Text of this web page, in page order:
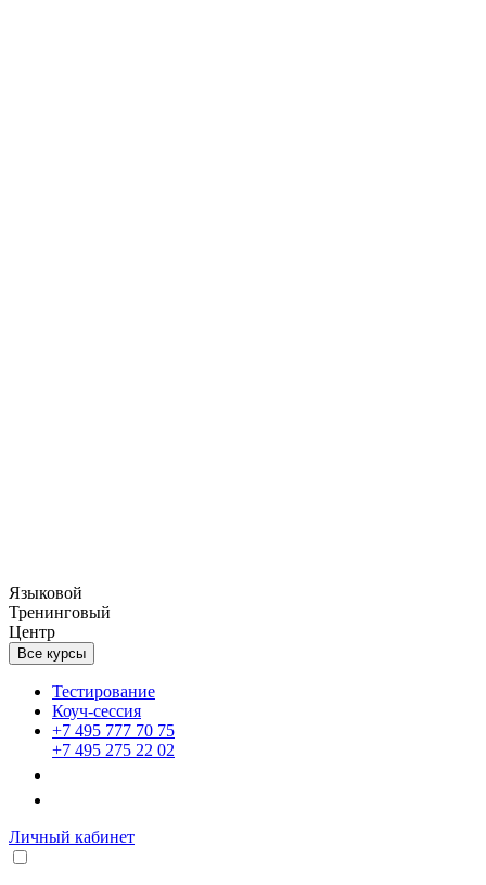
Языковой
Тренинговый
Центр
Все курсы
Тестирование
Коуч-сессия
+7 495 777 70 75
+7 495 275 22 02
Личный кабинет